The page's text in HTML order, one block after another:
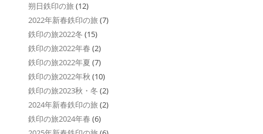
朔日鉄印の旅 (12)
2022年新春鉄印の旅 (7)
鉄印の旅2022冬 (15)
鉄印の旅2022年春 (2)
鉄印の旅2022年夏 (7)
鉄印の旅2022年秋 (10)
鉄印の旅2023秋・冬 (2)
2024年新春鉄印の旅 (2)
鉄印の旅2024年春 (6)